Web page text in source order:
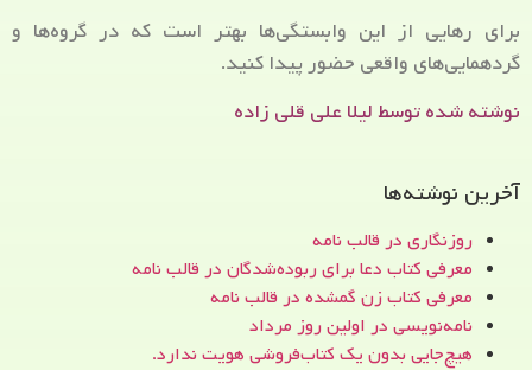
برای رهایی از این وابستگی‌ها بهتر است که در گروه‌ها و
گردهمایی‌های واقعی حضور پیدا کنید.
نوشته شده توسط لیلا علی قلی زاده
آخرین نوشته‌ها
روزنگاری در قالب نامه
معرفی کتاب دعا برای ربوده‌شدگان در قالب نامه
معرفی کتاب زن‌ گمشده در قالب نامه
نامه‌نویسی در اولین روز مرداد
هیچ‌جایی بدون یک کتاب‌فروشی هویت ندارد.